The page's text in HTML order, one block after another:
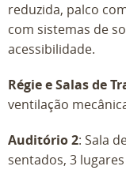
reduzida, palco
com sistemas de
acessibilidade.
Régie e Salas de
ventilação
Auditório 2: Sala
sentados, 3